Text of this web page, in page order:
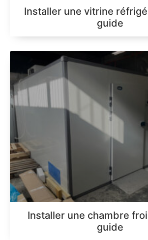
Installer une vitrine
guide
Installer une chambre
guide